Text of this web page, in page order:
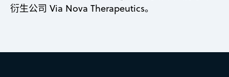
衍生公司 Via Nova Therapeutics。